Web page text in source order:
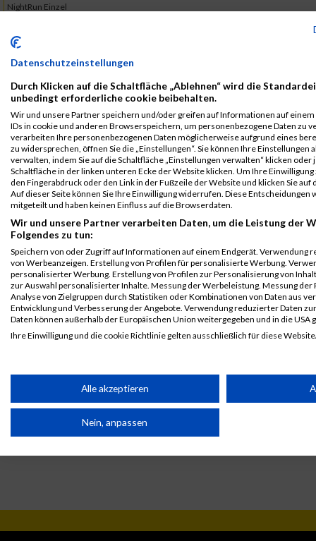
NightRun Einzel
2018
First
Kärnten läuft -
NightRun Team
90541 Andreas Witschnig 1983
Kärnten läuft -
Freitag
NightRun Einzel
90541 Andreas Witschnig 1983 AUT
Springer
Kärnten läuft -
Sonntag
Viertelmarathon
5650 Andreas Witschnig 1983 AUT
Legende:
GPos = Geschlechter Position, KPos = Kategorie Position, TPos =
Team Position, DNS = Did not start, DNF = Did not finish, DQ =
Disqualifiziert
Datenschutzeinstellungen
Durch Klicken auf die Schaltfläche „Ablehnen“ wird die
unbedingt erforderliche cookie beibehalten.
Wir und unsere Partner speichern und/oder greifen auf Informationen auf einem
IDs in cookie und anderen Browserspeichern, um personenbezogene Daten zu
verarbeiten Ihre personenbezogenen Daten möglicherweise aufgrund eines
zu widersprechen, öffnen Sie die „Einstellungen“. Sie können Ihre Einstellungen
verwalten, indem Sie auf die Schaltfläche „Einstellungen verwalten“ klicken
Schaltfläche in der linken unteren Ecke der Website klicken. Um Ihre
den Fingerabdruck oder den Link in der Fußzeile der Website und klicken Sie auf
Auf dieser Seite können Sie Ihre Einwilligung widerrufen. Diese Entscheidungen
mitgeteilt und haben keinen Einfluss auf die Browserdaten.
Wir und unsere Partner verarbeiten Daten, um die Leistung der
Folgendes zu tun:
Speichern von oder Zugriff auf Informationen auf einem Endgerät. Verwendung
von Werbeanzeigen. Erstellung von Profilen für personalisierte Werbung.
personalisierter Werbung. Erstellung von Profilen zur Personalisierung von
zur Auswahl personalisierter Inhalte. Messung der Werbeleistung. Messung der
Analyse von Zielgruppen durch Statistiken oder Kombinationen von Daten aus
Entwicklung und Verbesserung der Angebote. Verwendung reduzierter Daten
Daten können außerhalb der Europäischen Union weitergegeben und in die USA
Ihre Einwilligung und die cookie Richtlinie gelten ausschließlich für diese
Wir nutzen Ihre Daten für folgende Zwecke:
IAB-Verarbeitungszwecke:
Alle akzeptieren
Nein, anpassen